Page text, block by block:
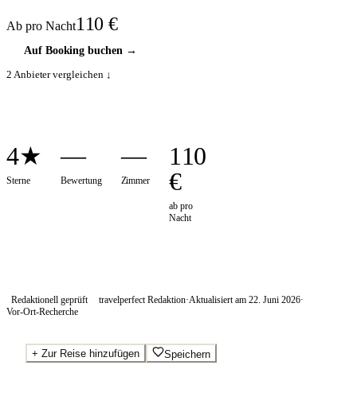
Ab pro Nacht110 €
Auf Booking buchen→
2 Anbieter vergleichen ↓
4★
Sterne
—
Bewertung
—
Zimmer
110
€
ab pro
Nacht
Redaktionell geprüft travelperfect Redaktion·Aktualisiert am 22. Juni 2026·
Vor-Ort-Recherche
+ Zur Reise hinzufügen Speichern